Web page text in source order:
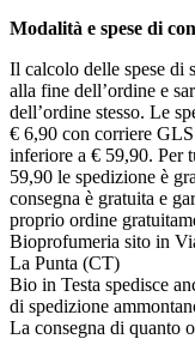
Modalità e spese di
Il calcolo delle spese di
alla fine dell’ordine e
dell’ordine stesso. Le
€ 6,90 con corriere
inferiore a € 59,90. Per
59,90 le spedizione è
consegna è gratuita e
proprio ordine
Bioprofumeria sito in
La Punta (CT)
Bio in Testa spedisce
di spedizione
La consegna di quanto